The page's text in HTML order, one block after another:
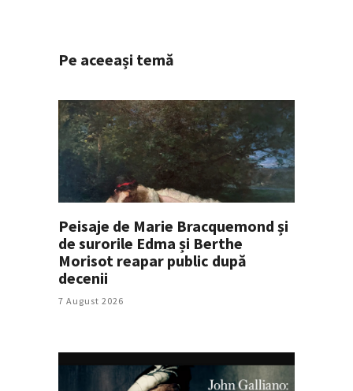
Pe aceeași temă
Peisaje de Marie Bracquemond și
de surorile Edma și Berthe
Morisot reapar public după
decenii
7 August 2026